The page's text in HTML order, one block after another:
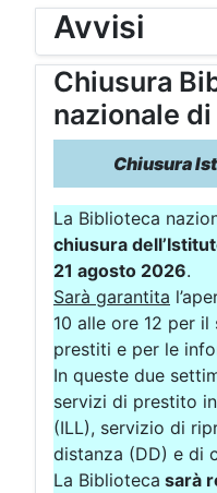
Avvisi
Chiusura
nazionale di
Chiusura
La Biblioteca
chiusura
21 agosto 2026.
Sarà garantita
10 alle ore 12 per
prestiti e per le
In queste due
servizi di prestito
(ILL), servizio di
distanza (DD) e di
La Biblioteca sarà